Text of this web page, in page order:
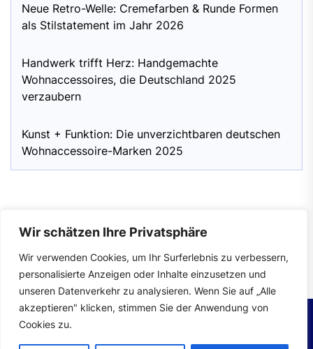
Wir schätzen Ihre Privatsphäre
Wir verwenden Cookies, um Ihr Surferlebnis zu verbessern,
personalisierte Anzeigen oder Inhalte einzusetzen und
unseren Datenverkehr zu analysieren. Wenn Sie auf „Alle
akzeptieren" klicken, stimmen Sie der Anwendung von
Cookies zu.
Neue Retro-Welle: Cremefarben & Runde Formen
als Stilstatement im Jahr 2026
Handwerk trifft Herz: Handgemachte
Wohnaccessoires, die Deutschland 2025
verzaubern
Kunst + Funktion: Die unverzichtbaren deutschen
Wohnaccessoire-Marken 2025
Impressum|Datenschutzerklärung